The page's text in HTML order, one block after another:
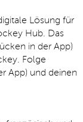
Lösung für
Hub. Das
in der App)
Folge
App) und deinen